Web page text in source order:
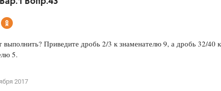
Разумовская М.М., Габриелян
Приведите дробь 2/3 к знаменателю 9, а дробь 32/40 к
5.
2017